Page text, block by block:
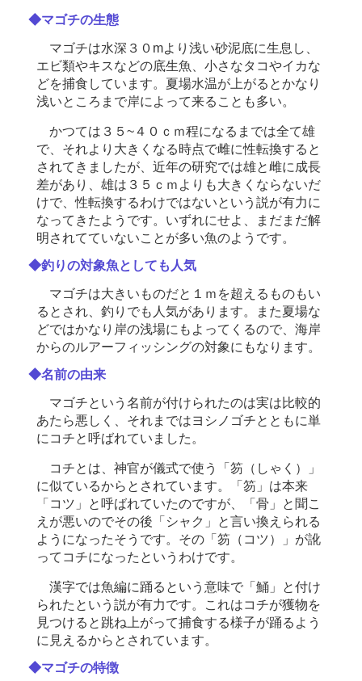
◆マゴチの生態
マゴチは水深３０mより浅い砂泥底に生息し、
エビ類やキスなどの底生魚、小さなタコやイカな
どを捕食しています。夏場水温が上がるとかなり
浅いところまで岸によって来ることも多い。
かつては３５~４０ｃｍ程になるまでは全て雄
で、それより大きくなる時点で雌に性転換すると
されてきましたが、近年の研究では雄と雌に成長
差があり、雄は３５ｃｍよりも大きくならないだ
けで、性転換するわけではないという説が有力に
なってきたようです。いずれにせよ、まだまだ解
明されてていないことが多い魚のようです。
◆釣りの対象魚としても人気
マゴチは大きいものだと１ｍを超えるものもい
るとされ、釣りでも人気があります。また夏場な
どではかなり岸の浅場にもよってくるので、海岸
からのルアーフィッシングの対象にもなります。
◆名前の由来
マゴチという名前が付けられたのは実は比較的
あたら悪しく、それまではヨシノゴチとともに単
にコチと呼ばれていました。
コチとは、神官が儀式で使う「笏（しゃく）」
に似ているからとされています。「笏」は本来
「コツ」と呼ばれていたのですが、「骨」と聞こ
えが悪いのでその後「シャク」と言い換えられる
ようになったそうです。その「笏（コツ）」が訛
ってコチになったというわけです。
漢字では魚編に踊るという意味で「鯒」と付け
られたという説が有力です。これはコチが獲物を
見つけると跳ね上がって捕食する様子が踊るよう
に見えるからとされています。
◆マゴチの特徴